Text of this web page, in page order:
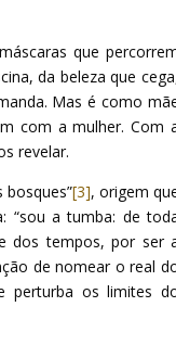
que
da beleza que
Mas é como
com a mulher. Com
revelar.
[3], origem
“sou a tumba: de
dos tempos, por ser
de nomear o real
perturba os limites